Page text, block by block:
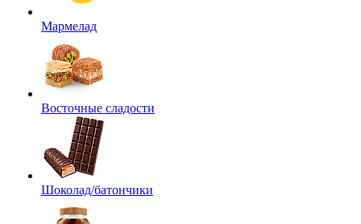
Мармелад
Восточные сладости
Шоколад/батончики